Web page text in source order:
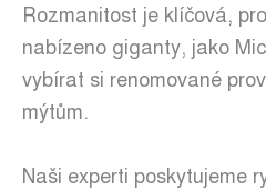
Rozmanitost je klíčová,
nabízeno giganty, jako
vybírat si renomované
mýtům.
Naši experti poskytujeme